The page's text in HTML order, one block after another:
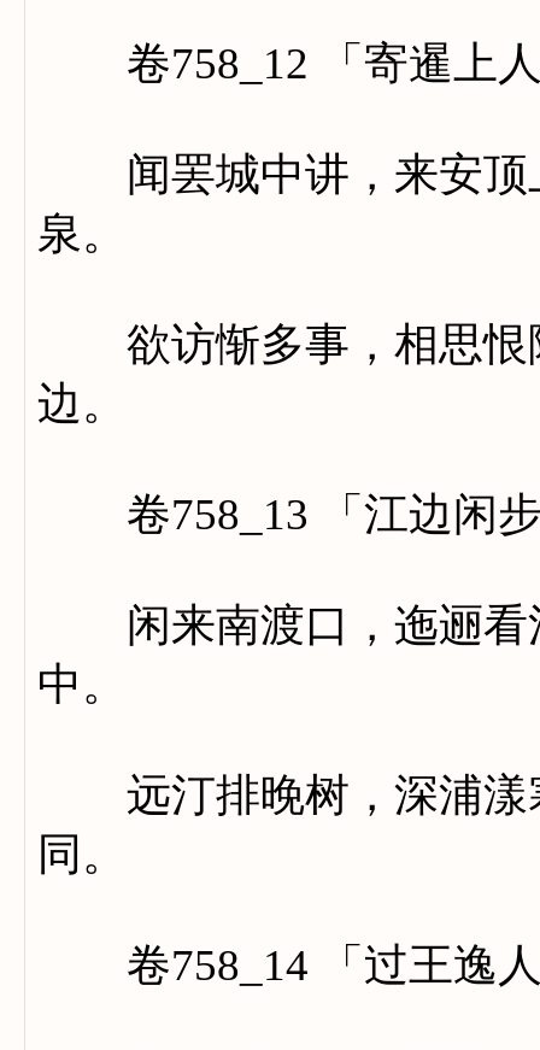
卷758_12 「寄暹上
闻罢城中讲，来安顶
泉。
欲访惭多事，相思恨
边。
卷758_13 「江边闲
闲来南渡口，迤逦看
中。
远汀排晚树，深浦漾
同。
卷758_14 「过王逸人